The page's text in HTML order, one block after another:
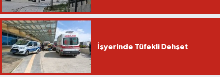
İşyerinde Tüfekli Dehşet